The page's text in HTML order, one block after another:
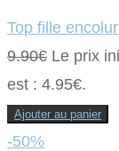
Top fille
9.90€ Le prix
est : 4.95€.
Ajouter au panier
-50%